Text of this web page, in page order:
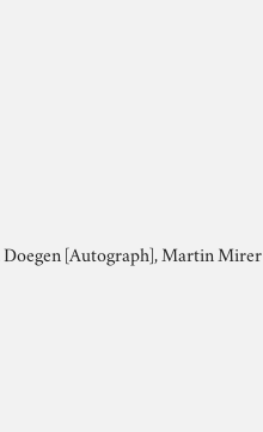
[Autograph], Martin Mirer